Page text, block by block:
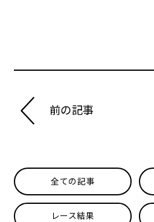
前の記事
全ての記事
レース結果